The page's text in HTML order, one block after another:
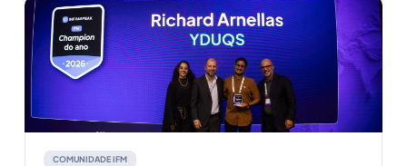
COMUNIDADE IFM